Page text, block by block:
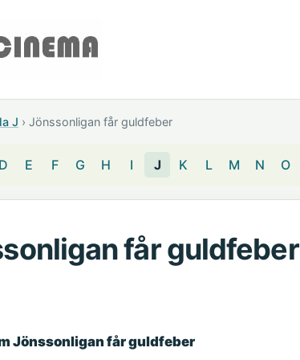
J › Jönssonligan får guldfeber
D E F G H I J K L M N O
får guldfeber
Jönssonligan får guldfeber